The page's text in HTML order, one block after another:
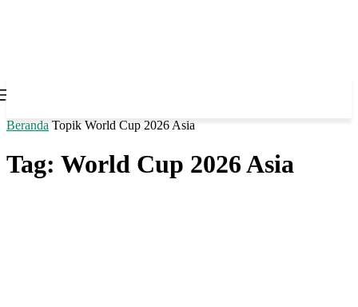
Beranda Topik World Cup 2026 Asia
Tag: World Cup 2026 Asia